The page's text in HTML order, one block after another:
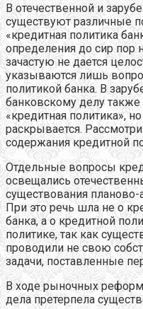
В отечественной и
существуют различные
«кредитная политика
определения до сир пор
зачастую не дается
указываются лишь
политикой банка. В
банковскому делу также
«кредитная политика»,
раскрывается.
содержания кредитной
Отдельные вопросы
освещались
существования
При это речь шла не о
банка, а о кредитной
политике, так как
проводили не свою
задачи, поставленные
В ходе рыночных реформ
дела претерпела